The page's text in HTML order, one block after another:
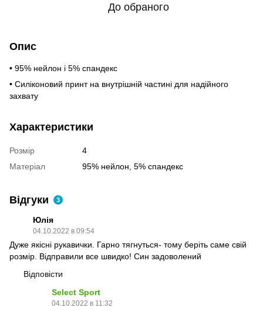
До обраного
Опис
• 95% нейлон і 5% спандекс
• Силіконовий принт на внутрішній частині для надійного
захвату
Характеристики
Розмір
4
Матеріал
95% нейлон, 5% спандекс
Відгуки 3
Юлія
04.10.2022 в 09:54
Дуже якісні рукавички. Гарно тягнуться- тому беріть саме свій
розмір. Відправили все швидко! Син задоволений
Відповісти
Select Sport
04.10.2022 в 11:32